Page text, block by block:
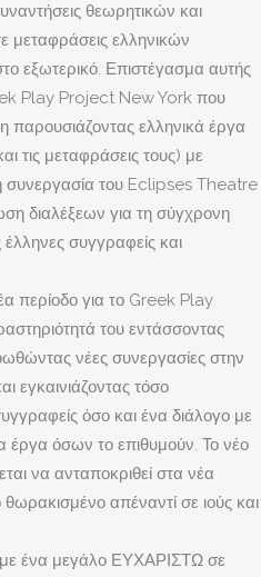
θεωρητικών και
μεταφράσεις ελληνικών
εξωτερικό. Επιστέγασμα αυτής
Play Project New York που
παρουσιάζοντας ελληνικά έργα
τις μεταφράσεις τους) με
συνεργασία του Eclipses Theatre
διαλέξεων για τη σύγχρονη
συγγραφείς και
περίοδο για το Greek Play
του εντάσσοντας
νέες συνεργασίες στην
εγκαινιάζοντας τόσο
όσο και ένα διάλογο με
έργα όσων το επιθυμούν. Το νέο
να ανταποκριθεί στα νέα
θωρακισμένο απέναντί σε ιούς και
ένα μεγάλο ΕΥΧΑΡΙΣΤΩ σε